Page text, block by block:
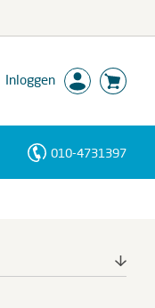
Inloggen
010-4731397